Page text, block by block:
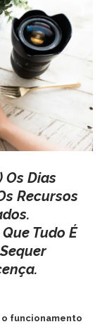
Os Dias
Recursos
Tudo É
o funcionamento